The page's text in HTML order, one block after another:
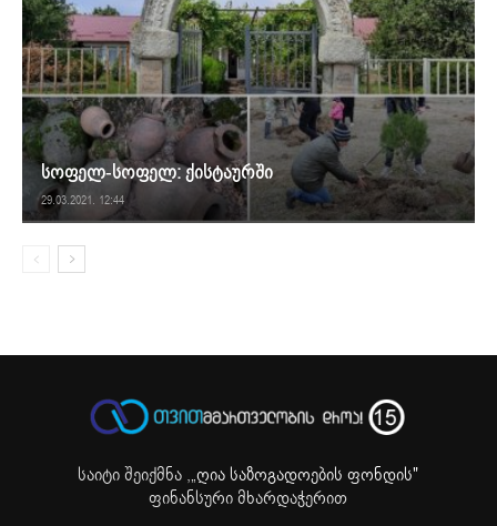
სოფელ-სოფელ: ქისტაურში
29.03.2021. 12:44
საიტი შეიქმნა ,„ღია საზოგადოების ფონდის"
ფინანსური მხარდაჭერით